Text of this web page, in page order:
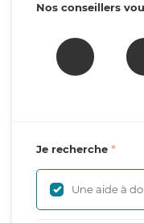
Nos conseillers
Je recherche
Une aide à